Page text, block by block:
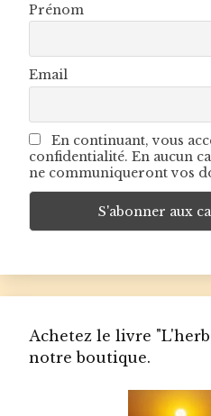
Prénom
Email
En continuant, vous
confidentialité. En aucun
ne communiqueront vos
Achetez le livre
notre boutique.